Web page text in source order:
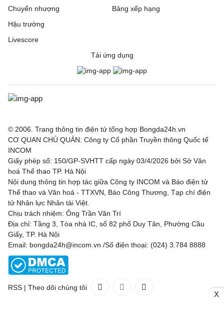
Chuyển nhượng
Hậu trường
Livescore
Bảng xếp hạng
Tải ứng dụng
© 2006. Trang thông tin điện tử tổng hợp Bongda24h.vn
CƠ QUAN CHỦ QUẢN: Công ty Cổ phần Truyền thông Quốc tế
INCOM
Giấy phép số: 150/GP-SVHTT cấp ngày 03/4/2026 bởi Sở Văn
hoá Thể thao TP. Hà Nội
Nội dung thông tin hợp tác giữa Công ty INCOM và Báo điện tử
Thể thao và Văn hoá - TTXVN, Báo Công Thương, Tạp chí điện
tử Nhân lực Nhân tài Việt.
Chịu trách nhiệm: Ông Trần Văn Trí
Địa chỉ: Tầng 3, Tòa nhà IC, số 82 phố Duy Tân, Phường Cầu
Giấy, TP. Hà Nội
Email: bongda24h@incom.vn /Số điện thoại: (024) 3.784 8888
RSS | Theo dõi chúng tôi
X